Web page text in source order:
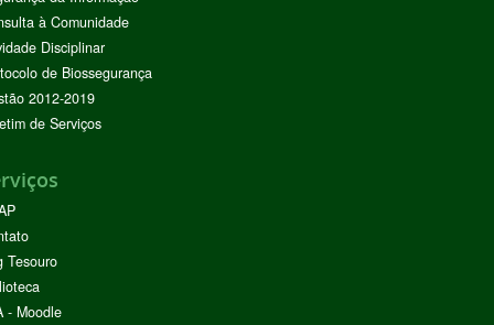
à Comunidade
Disciplinar
de Biossegurança
2012-2019
de Serviços
Tesouro
- Moodle